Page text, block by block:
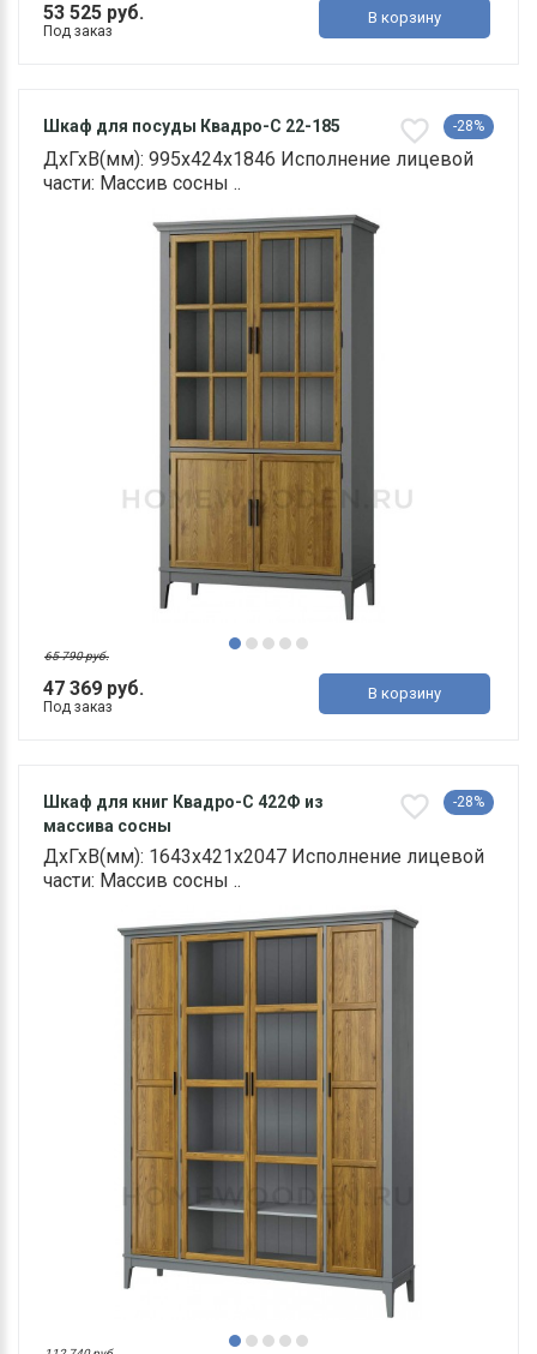
53 525 руб.
Под заказ
В корзину
Шкаф для посуды Квадро-С 22-185 -28%
ДхГхВ(мм): 995х424х1846 Исполнение лицевой
части: Массив сосны ..
47 369 руб.
65 790 руб.
Под заказ
В корзину
Шкаф для книг Квадро-С 422Ф из
массива сосны
-28%
ДхГхВ(мм): 1643х421х2047 Исполнение лицевой
части: Массив сосны ..